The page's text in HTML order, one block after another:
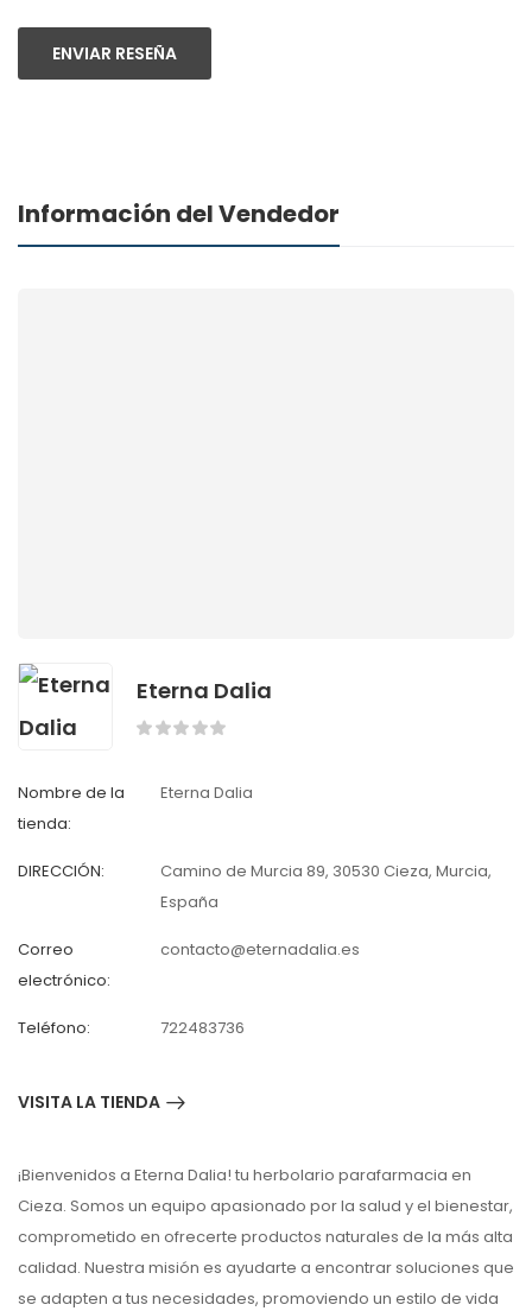
ENVIAR RESEÑA
Información del Vendedor
Eterna Dalia
Nombre de la
tienda:
Eterna Dalia
DIRECCIÓN:
Camino de Murcia 89, 30530 Cieza, Murcia,
España
Correo
electrónico:
contacto@eternadalia.es
Teléfono: 722483736
VISITA LA TIENDA
¡Bienvenidos a Eterna Dalia! tu herbolario parafarmacia en
Cieza. Somos un equipo apasionado por la salud y el bienestar,
comprometido en ofrecerte productos naturales de la más alta
calidad. Nuestra misión es ayudarte a encontrar soluciones que
se adapten a tus necesidades, promoviendo un estilo de vida